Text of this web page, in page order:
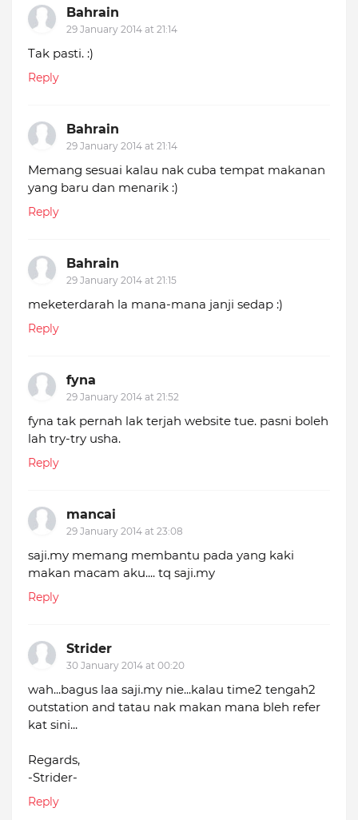
Bahrain
29 January 2014 at 21:14
Tak pasti. :)
Reply
Bahrain
29 January 2014 at 21:14
Memang sesuai kalau nak cuba tempat makanan
yang baru dan menarik :)
Reply
Bahrain
29 January 2014 at 21:15
meketerdarah la mana-mana janji sedap :)
Reply
fyna
29 January 2014 at 21:52
fyna tak pernah lak terjah website tue. pasni boleh
lah try-try usha.
Reply
mancai
29 January 2014 at 23:08
saji.my memang membantu pada yang kaki
makan macam aku.... tq saji.my
Reply
Strider
30 January 2014 at 00:20
wah...bagus laa saji.my nie...kalau time2 tengah2
outstation and tatau nak makan mana bleh refer
kat sini...
Regards,
-Strider-
Reply